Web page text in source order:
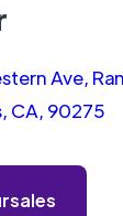
Ave,
CA, 90275